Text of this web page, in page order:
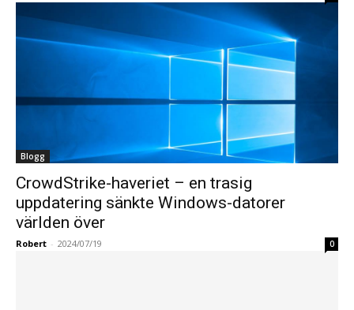
Blogg
CrowdStrike-haveriet – en trasig
uppdatering sänkte Windows-datorer
världen över
Robert - 2024/07/19 0